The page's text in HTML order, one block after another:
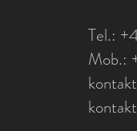
Tel.:
Mob.: